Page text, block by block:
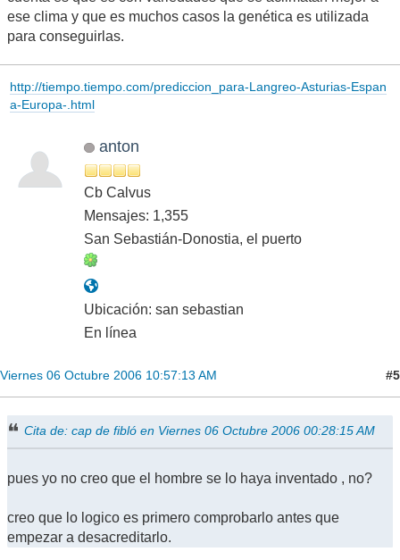
ese clima y que es muchos casos la genética es utilizada
para conseguirlas.
http://tiempo.tiempo.com/prediccion_para-Langreo-Asturias-Espan
a-Europa-.html
anton
Cb Calvus
Mensajes: 1,355
San Sebastián-Donostia, el puerto
Ubicación: san sebastian
En línea
Viernes 06 Octubre 2006 10:57:13 AM #5
Cita de: cap de fibló en Viernes 06 Octubre 2006 00:28:15 AM
pues yo no creo que el hombre se lo haya inventado , no?
creo que lo logico es primero comprobarlo antes que
empezar a desacreditarlo.